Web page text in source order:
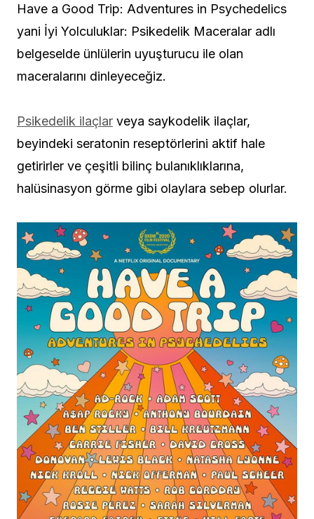
Have a Good Trip: Adventures in Psychedelics
yani İyi Yolculuklar: Psikedelik Maceralar adlı
belgeselde ünlülerin uyuşturucu ile olan
maceralarını dinleyeceğiz.
Psikedelik ilaçlar veya saykodelik ilaçlar,
beyindeki seratonin reseptörlerini aktif hale
getirirler ve çeşitli bilinç bulanıklıklarına,
halüsinasyon görme gibi olaylara sebep olurlar.